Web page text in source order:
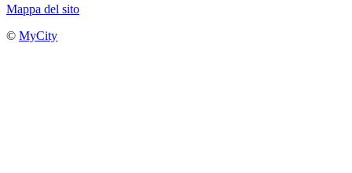
Mappa del sito
© MyCity